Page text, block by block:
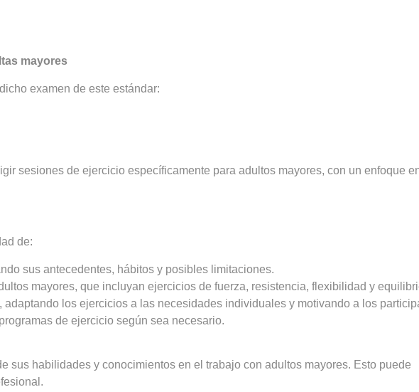
mayores
examen de este estándar:
sesiones de ejercicio específicamente para adultos mayores, con un enfoque
de:
sus antecedentes, hábitos y posibles limitaciones.
mayores, que incluyan ejercicios de fuerza, resistencia, flexibilidad y
los ejercicios a las necesidades individuales y motivando a los
de ejercicio según sea necesario.
sus habilidades y conocimientos en el trabajo con adultos mayores. Esto puede